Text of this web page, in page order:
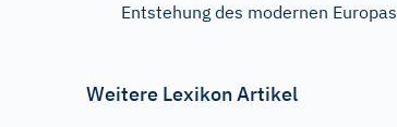
Entstehung des modernen Europas
Weitere Lexikon Artikel